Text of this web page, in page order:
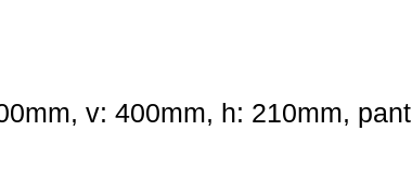
v: 400mm, h: 210mm, pant